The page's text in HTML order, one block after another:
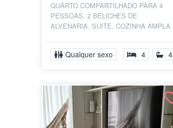
QUARTO COMPARTILHADO PARA 4
PESSOAS. 2 BELICHES DE
ALVENARIA. SUITE. COZINHA AMPLA
FUMÓDROMO COM SUITE,
VENTILADOR TURBO, ...
Qualquer sexo 4 4